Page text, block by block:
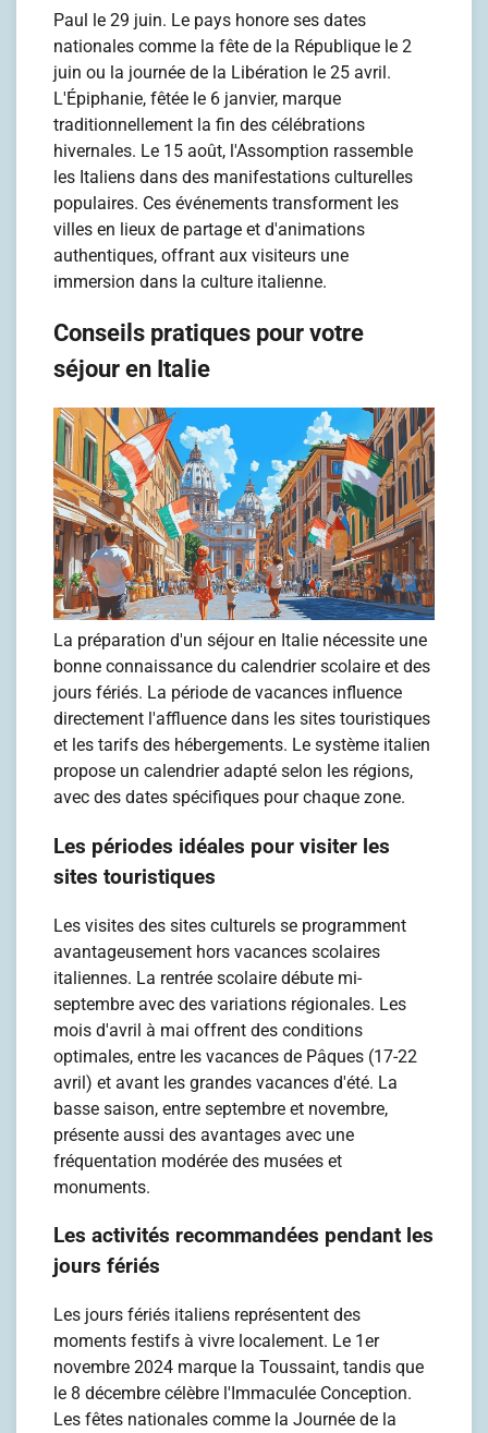
Paul le 29 juin. Le pays honore ses dates
nationales comme la fête de la République le 2
juin ou la journée de la Libération le 25 avril.
L'Épiphanie, fêtée le 6 janvier, marque
traditionnellement la fin des célébrations
hivernales. Le 15 août, l'Assomption rassemble
les Italiens dans des manifestations culturelles
populaires. Ces événements transforment les
villes en lieux de partage et d'animations
authentiques, offrant aux visiteurs une
immersion dans la culture italienne.
Conseils pratiques pour votre
séjour en Italie
La préparation d'un séjour en Italie nécessite une
bonne connaissance du calendrier scolaire et des
jours fériés. La période de vacances influence
directement l'affluence dans les sites touristiques
et les tarifs des hébergements. Le système italien
propose un calendrier adapté selon les régions,
avec des dates spécifiques pour chaque zone.
Les périodes idéales pour visiter les
sites touristiques
Les visites des sites culturels se programment
avantageusement hors vacances scolaires
italiennes. La rentrée scolaire débute mi-
septembre avec des variations régionales. Les
mois d'avril à mai offrent des conditions
optimales, entre les vacances de Pâques (17-22
avril) et avant les grandes vacances d'été. La
basse saison, entre septembre et novembre,
présente aussi des avantages avec une
fréquentation modérée des musées et
monuments.
Les activités recommandées pendant les
jours fériés
Les jours fériés italiens représentent des
moments festifs à vivre localement. Le 1er
novembre 2024 marque la Toussaint, tandis que
le 8 décembre célèbre l'Immaculée Conception.
Les fêtes nationales comme la Journée de la